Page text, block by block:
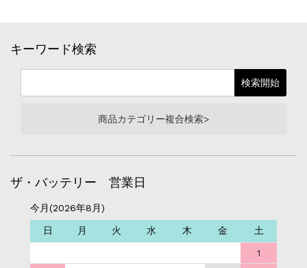
キーワード検索
商品カテゴリー複合検索>
ザ・バッテリー 営業日
今月(2026年8月)
日 月 火 水 木 金 土
1